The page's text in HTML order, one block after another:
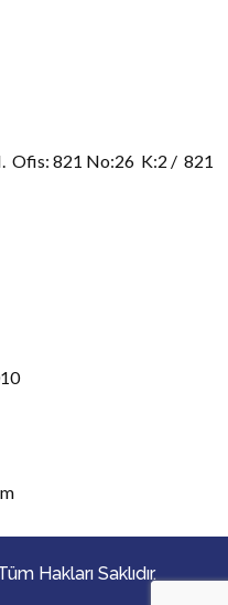
Ofis: 821 No:26 K:2 / 821
Hakları Saklıdır.